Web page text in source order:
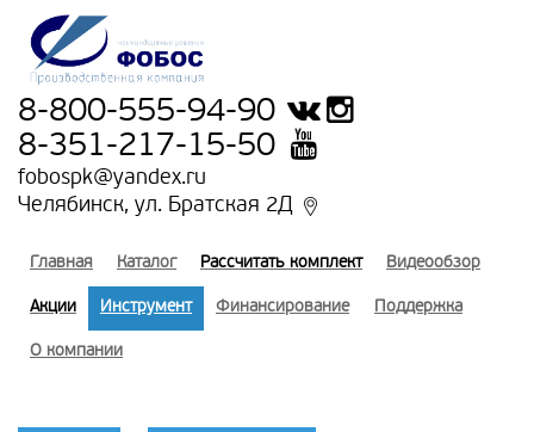
8-800-555-94-90
8-351-217-15-50
fobospk@yandex.ru
Челябинск, ул. Братская 2Д
Главная Каталог Рассчитать комплект Видеообзор
Акции Инструмент Финансирование Поддержка
О компании